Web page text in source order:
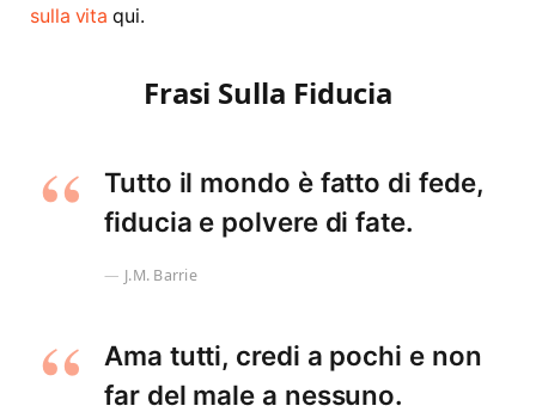
sulla vita qui.
Frasi Sulla Fiducia
Tutto il mondo è fatto di fede,
fiducia e polvere di fate.
J.M. Barrie
Ama tutti, credi a pochi e non
far del male a nessuno.